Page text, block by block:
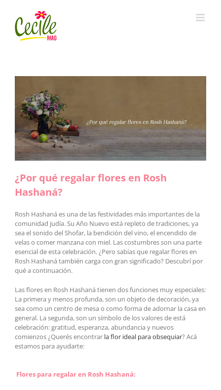
content
¿Por qué regalar flores en Rosh
Hashaná?
Rosh Hashaná es una de las festividades más importantes de la
comunidad judía. Su Año Nuevo está repleto de tradiciones, ya
sea el sonido del Shofar, la bendición del vino, el encendido de
velas o comer manzana con miel. Las costumbres son una parte
esencial de esta celebración. ¿Pero sabías que regalar flores en
Rosh Hashaná también carga con gran significado? Descubrí por
qué a continuación.
Las flores en Rosh Hashaná tienen dos funciones muy especiales:
La primera y menos profunda, son un objeto de decoración, ya
sea como un centro de mesa o como forma de adornar la casa en
general. La segunda, son un símbolo de los valores de está
celebración: gratitud, esperanza, abundancia y nuevos
comienzos ¿Querés encontrar la flor ideal para obsequiar? Acá
estamos para ayudarte:
Flores para regalar en Rosh Hashaná: